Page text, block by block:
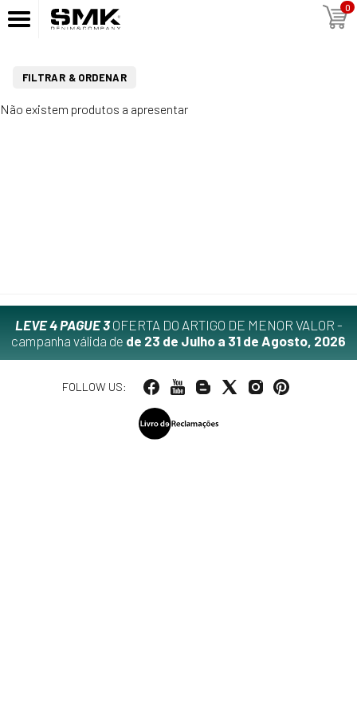
0
FILTRAR & ORDENAR
Não existem produtos a apresentar
LEVE 4 PAGUE 3OFERTA DO ARTIGO DE MENOR VALOR -
campanha válida de de 23 de Julho a 31 de Agosto, 2026
FOLLOW US: